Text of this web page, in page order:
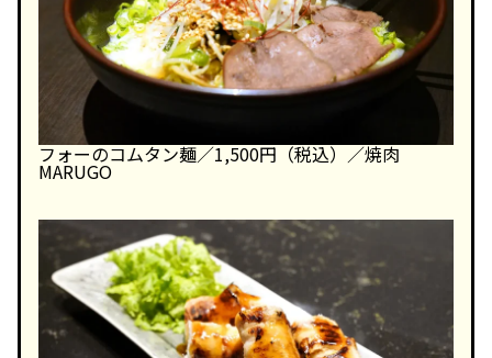
フォーのコムタン麺／1,500円（税込）／焼肉
MARUGO